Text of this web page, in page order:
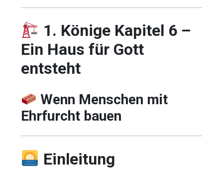
1. Könige Kapitel 6 –
Ein Haus für Gott
entsteht
Wenn Menschen mit
Ehrfurcht bauen
Einleitung